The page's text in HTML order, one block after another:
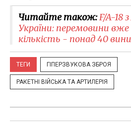
Читайте також:F/A-18
України: перемовини
кількість - понад 40
ТЕГИ ГІПЕРЗВУКОВА ЗБРОЯ
РАКЕТНІ ВІЙСЬКА ТА АРТИЛЕРІЯ